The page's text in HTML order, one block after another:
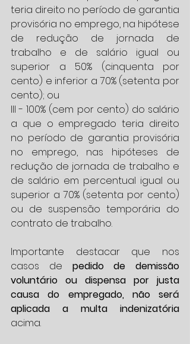
teria direito no período de garantia
provisória no emprego, na hipótese
de redução de jornada de
trabalho e de salário igual ou
superior a 50% (cinquenta por
cento) e inferior a 70% (setenta por
cento); ou
III - 100% (cem por cento) do salário
a que o empregado teria direito
no período de garantia provisória
no emprego, nas hipóteses de
redução de jornada de trabalho e
de salário em percentual igual ou
superior a 70% (setenta por cento)
ou de suspensão temporária do
contrato de trabalho.
Importante destacar que nos
casos de pedido de demissão
voluntário ou dispensa por justa
causa do empregado, não será
aplicada a multa indenizatória
acima.